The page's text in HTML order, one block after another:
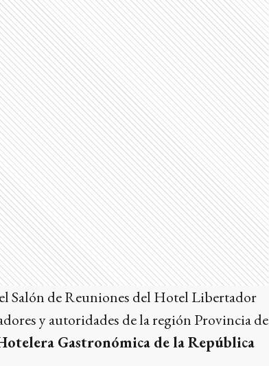
Salón de Reuniones del Hotel Libertador
y autoridades de la región Provincia de
Gastronómica de la República